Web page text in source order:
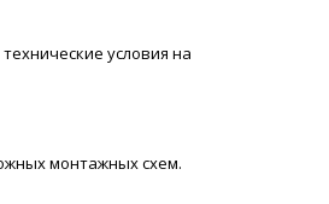
условия на
монтажных схем.